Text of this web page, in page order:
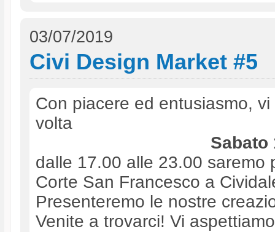
03/07/2019
Civi Design Market #5
Con piacere ed entusiasmo,
volta
Sabato
dalle 17.00 alle 23.00 saremo
Corte San Francesco a
Presenteremo le nostre
Venite a trovarci! Vi aspettiamo